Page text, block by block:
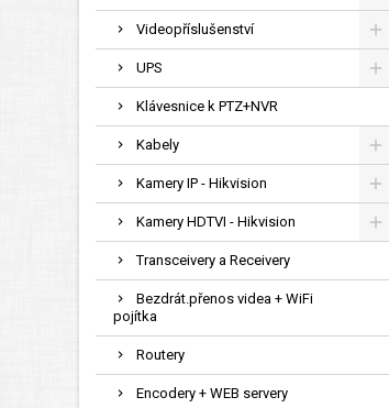
Videopříslušenství
UPS
Klávesnice k PTZ+NVR
Kabely
Kamery IP - Hikvision
Kamery HDTVI - Hikvision
Transceivery a Receivery
Bezdrát.přenos videa + WiFi
pojítka
Routery
Encodery + WEB servery